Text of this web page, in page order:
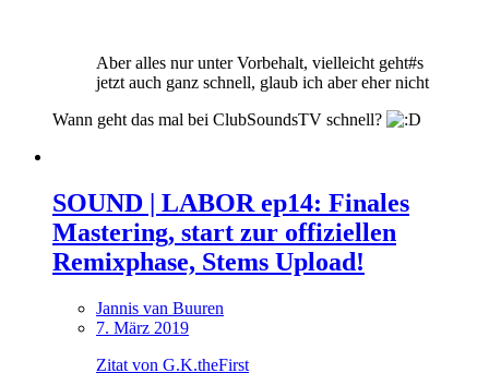
Aber alles nur unter Vorbehalt, vielleicht geht#s
jetzt auch ganz schnell, glaub ich aber eher nicht
Wann geht das mal bei ClubSoundsTV schnell?
SOUND | LABOR ep14: Finales
Mastering, start zur offiziellen
Remixphase, Stems Upload!
Jannis van Buuren
7. März 2019
Zitat von G.K.theFirst